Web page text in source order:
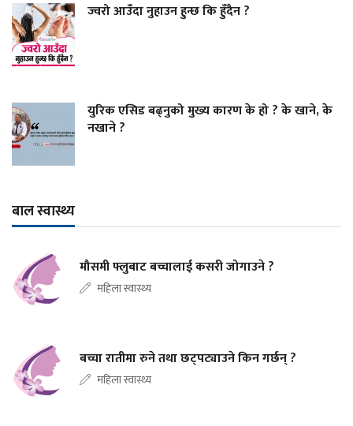
ज्वरो आउँदा नुहाउन हुन्छ कि हुँदैन ?
युरिक एसिड बढ्नुको मुख्य कारण के हो ? के खाने, के
नखाने ?
बाल स्वास्थ्य
मौसमी फ्लुबाट बच्चालाई कसरी जोगाउने ?
महिला स्वास्थ्य
बच्चा रातीमा रुने तथा छट्पट्याउने किन गर्छन् ?
महिला स्वास्थ्य